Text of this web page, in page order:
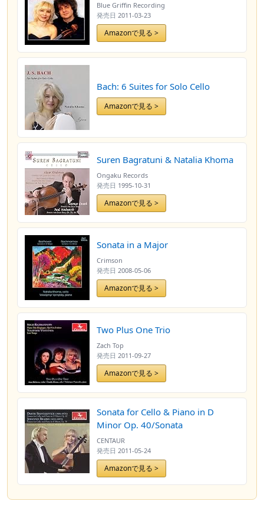
Blue Griffin Recording
発売日 2011-03-23
Amazonで見る >
Bach: 6 Suites for Solo Cello
Amazonで見る >
Suren Bagratuni & Natalia Khoma
Ongaku Records
発売日 1995-10-31
Amazonで見る >
Sonata in a Major
Crimson
発売日 2008-05-06
Amazonで見る >
Two Plus One Trio
Zach Top
発売日 2011-09-27
Amazonで見る >
Sonata for Cello & Piano in D
Minor Op. 40/Sonata
CENTAUR
発売日 2011-05-24
Amazonで見る >